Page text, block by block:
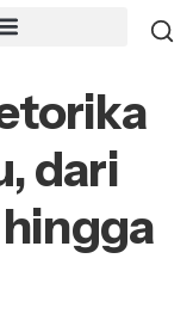
dari
hingga